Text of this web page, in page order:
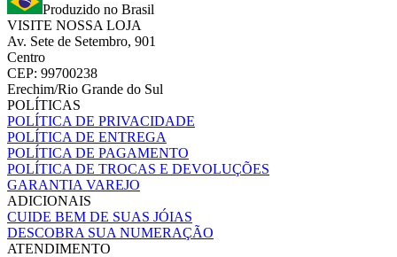
Produzido no Brasil
VISITE NOSSA LOJA
Av. Sete de Setembro, 901
Centro
CEP: 99700238
Erechim/Rio Grande do Sul
POLÍTICAS
POLÍTICA DE PRIVACIDADE
POLÍTICA DE ENTREGA
POLÍTICA DE PAGAMENTO
POLÍTICA DE TROCAS E DEVOLUÇÕES
GARANTIA VAREJO
ADICIONAIS
CUIDE BEM DE SUAS JÓIAS
DESCOBRA SUA NUMERAÇÃO
ATENDIMENTO